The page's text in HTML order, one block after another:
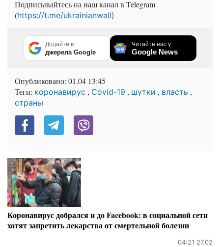
Подписывайтесь на наш канал в Telegram
(https://t.me/ukrainianwall)
Додайте в
джерела Google
Читайте нас у
Google News
Опубликовано: 01.04 13:45
Теги: коронавирус , Covid-19 , шутки , власть ,
страны
Коронавирус добрался и до Facebook: в социальной сети
хотят запретить лекарства от смертельной болезни
04:21 27.02